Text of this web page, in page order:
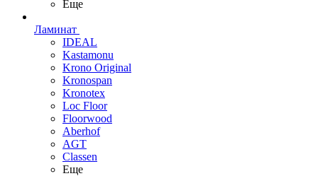
Еще
Ламинат
IDEAL
Kastamonu
Krono Original
Kronospan
Kronotex
Loc Floor
Floorwood
Aberhof
AGT
Classen
Еще